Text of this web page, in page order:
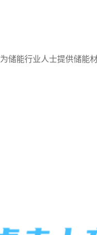
储能行业人士提供储能